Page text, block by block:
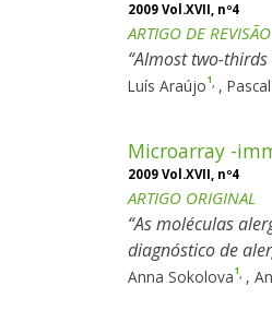
2009 Vol.XVII, nº4
ARTIGO DE REVISÃO
Almost two-thirds
Luís Araújo1, ,
Microarray -
2009 Vol.XVII, nº4
ARTIGO ORIGINAL
As moléculas
diagnóstico de
Anna Sokolova1, ,